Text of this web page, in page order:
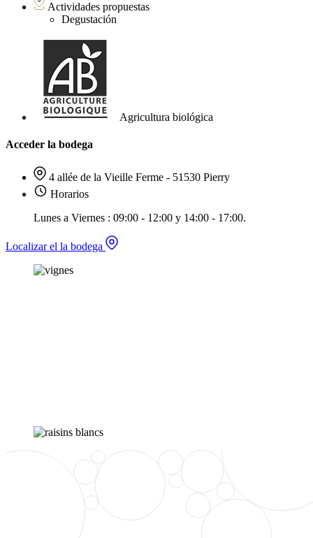
Actividades propuestas
Degustación
Agricultura biológica
Acceder la bodega
4 allée de la Vieille Ferme - 51530 Pierry
Horarios
Lunes a Viernes : 09:00 - 12:00 y 14:00 - 17:00.
Localizar el la bodega